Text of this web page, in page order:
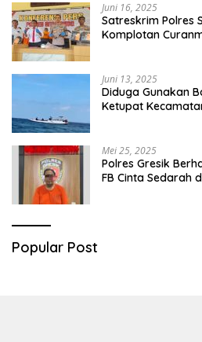
Juni 16, 2025
Satreskrim Polres
Komplotan
Juni 13, 2025
Diduga Gunakan
Ketupat
Mei 25, 2025
Polres Gresik
FB Cinta Sedarah
Popular Post